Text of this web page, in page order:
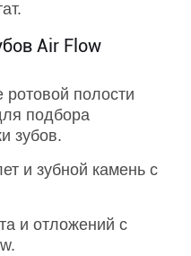
Air Flow
ротовой полости
подбора
зубов.
и зубной камень с
и отложений с